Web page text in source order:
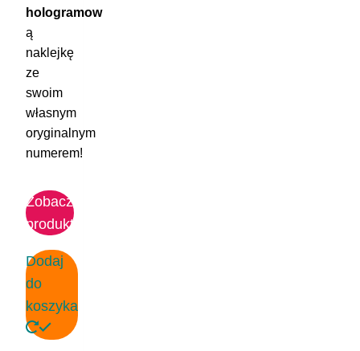
hologramow
ą
naklejkę
ze
swoim
własnym
oryginalnym
numerem!
Zobacz
produkt
Dodaj
do
koszyka